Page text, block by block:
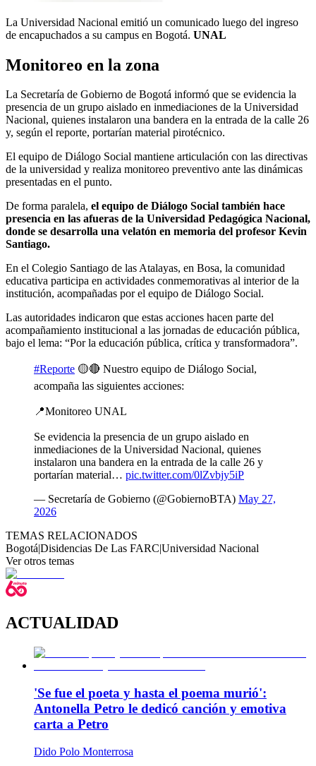
La Universidad Nacional emitió un comunicado luego del ingreso
de encapuchados a su campus en Bogotá. UNAL
Monitoreo en la zona
La Secretaría de Gobierno de Bogotá informó que se evidencia la
presencia de un grupo aislado en inmediaciones de la Universidad
Nacional, quienes instalaron una bandera en la entrada de la calle 26
y, según el reporte, portarían material pirotécnico.
El equipo de Diálogo Social mantiene articulación con las directivas
de la universidad y realiza monitoreo preventivo ante las dinámicas
presentadas en el punto.
De forma paralela, el equipo de Diálogo Social también hace
presencia en las afueras de la Universidad Pedagógica Nacional,
donde se desarrolla una velatón en memoria del profesor Kevin
Santiago.
En el Colegio Santiago de las Atalayas, en Bosa, la comunidad
educativa participa en actividades conmemorativas al interior de la
institución, acompañadas por el equipo de Diálogo Social.
Las autoridades indicaron que estas acciones hacen parte del
acompañamiento institucional a las jornadas de educación pública,
bajo el lema: “Por la educación pública, crítica y transformadora”.
#Reporte 🟡🔴 Nuestro equipo de Diálogo Social,
acompaña las siguientes acciones:
📍Monitoreo UNAL
Se evidencia la presencia de un grupo aislado en
inmediaciones de la Universidad Nacional, quienes
instalaron una bandera en la entrada de la calle 26 y
portarían material… pic.twitter.com/0lZvbjy5iP
— Secretaría de Gobierno (@GobiernoBTA) May 27,
2026
TEMAS RELACIONADOS
Bogotá|Disidencias De Las FARC|Universidad Nacional
Ver otros temas
ACTUALIDAD
'Se fue el poeta y hasta el poema murió':
Antonella Petro le dedicó canción y emotiva
carta a Petro
Dido Polo Monterrosa